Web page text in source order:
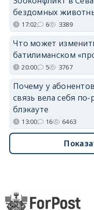
бездомных
17:02 6 3389
Что может
батилиманском
20:00 5 3767
Почему у
связь вела себя
блэкауте
13:00 16 6463